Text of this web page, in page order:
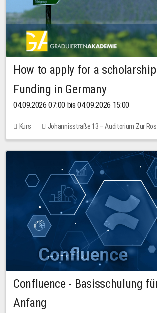
How to apply for a
Funding in Germany
04.09.2026 07:00 bis 04.09.2026 15:00
Kurs Johannisstraße 13 – Auditorium Zur
10,00 EUR
Confluence - Basisschulung
Anfang